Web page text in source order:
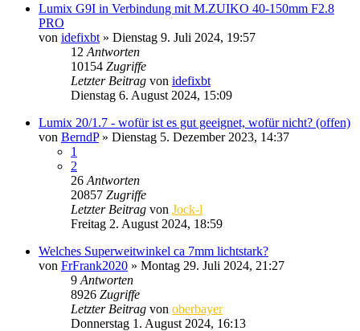
Lumix G9I in Verbindung mit M.ZUIKO 40‑150mm F2.8
PRO
von idefixbt » Dienstag 9. Juli 2024, 19:57
12 Antworten
10154 Zugriffe
Letzter Beitrag von idefixbt
Dienstag 6. August 2024, 15:09
Lumix 20/1.7 - wofür ist es gut geeignet, wofür nicht? (offen)
von BerndP» Dienstag 5. Dezember 2023, 14:37
1
2
26 Antworten
20857 Zugriffe
Letzter Beitrag von Jock-l
Freitag 2. August 2024, 18:59
Welches Superweitwinkel ca 7mm lichtstark?
von FrFrank2020 » Montag 29. Juli 2024, 21:27
9 Antworten
8926 Zugriffe
Letzter Beitrag von oberbayer
Donnerstag 1. August 2024, 16:13